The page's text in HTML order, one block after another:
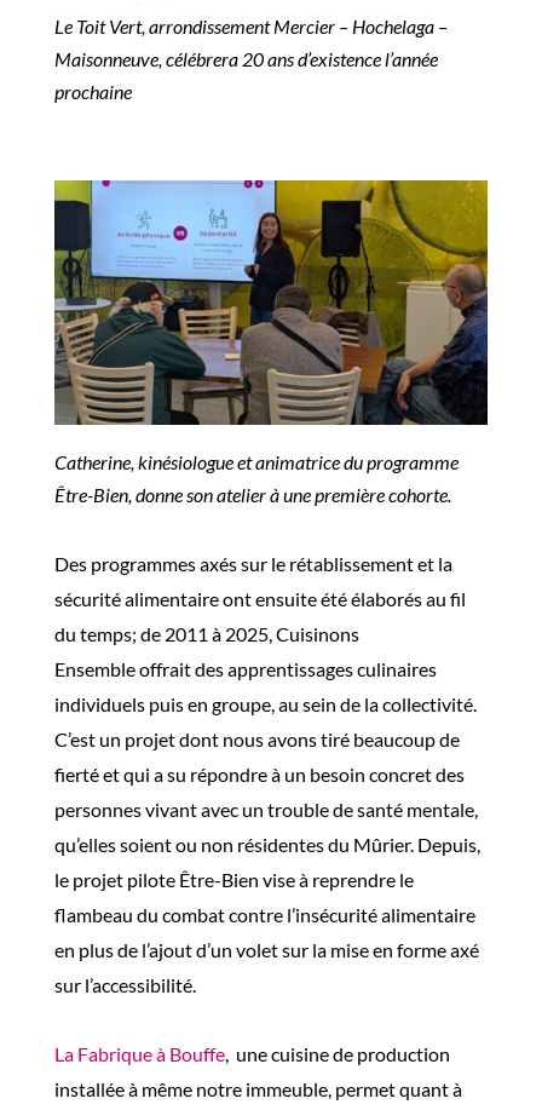
Le Toit Vert, arrondissement Mercier – Hochelaga –
Maisonneuve, célébrera 20 ans d’existence l’année
prochaine
Catherine, kinésiologue et animatrice du programme
Être-Bien, donne son atelier à une première cohorte.
Des programmes axés sur le rétablissementet la
sécurité alimentaireontensuiteété élaborés au fil
du temps; de 2011 à 2025, Cuisinons
Ensembleoffraitdes apprentissages culinaires
individuels puis en groupe, au sein de la collectivité.
C’est un projetdont nous avons tiré beaucoup de
fierté etqui a su répondre à un besoin concret des
personnes vivant avec un trouble de santé mentale,
qu’elles soientou non résidentesdu Mûrier. Depuis,
le projet pilote Être-Bien vise à reprendre le
flambeau du combat contre l’insécurité alimentaire
en plus de l’ajout d’un volet sur la mise en forme axé
sur l’accessibilité.
La Fabrique à Bouffe, unecuisine de production
installée à même notre immeuble, permetquant à